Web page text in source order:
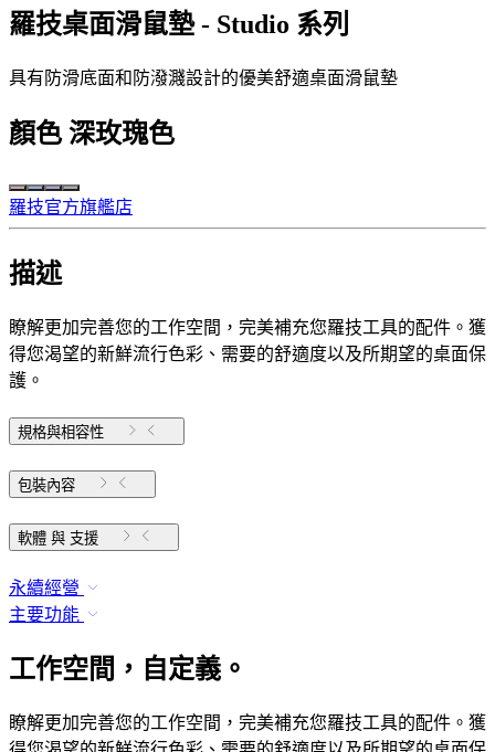
羅技桌面滑鼠墊 - Studio 系列
具有防滑底面和防潑濺設計的優美舒適桌面滑鼠墊
顏色 深玫瑰色
羅技官方旗艦店
描述
瞭解更加完善您的工作空間，完美補充您羅技工具的配件。獲
得您渴望的新鮮流行色彩、需要的舒適度以及所期望的桌面保
護。
規格與相容性
包裝內容
軟體 與 支援
永續經營
主要功能
工作空間，自定義。
瞭解更加完善您的工作空間，完美補充您羅技工具的配件。獲